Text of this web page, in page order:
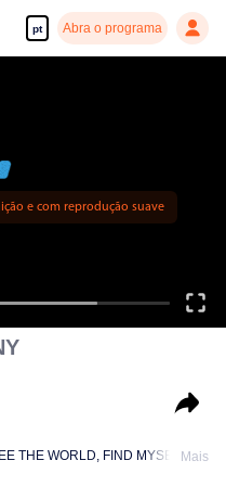
pt Abra o programa
THE WORLD, FIND MYSELF!Mais